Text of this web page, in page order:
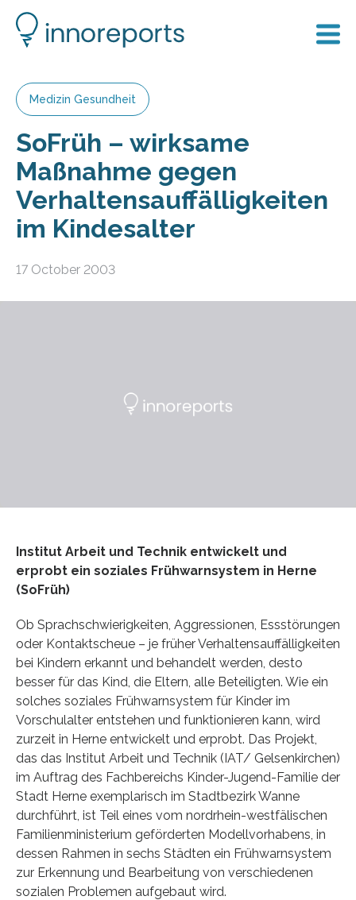
Medizin Gesundheit
SoFrüh – wirksame
Maßnahme gegen
Verhaltensauffälligkeiten
im Kindesalter
17 October 2003
Institut Arbeit und Technik entwickelt und
erprobt ein soziales Frühwarnsystem in Herne
(SoFrüh)
Ob Sprachschwierigkeiten, Aggressionen, Essstörungen
oder Kontaktscheue – je früher Verhaltensauffälligkeiten
bei Kindern erkannt und behandelt werden, desto
besser für das Kind, die Eltern, alle Beteiligten. Wie ein
solches soziales Frühwarnsystem für Kinder im
Vorschulalter entstehen und funktionieren kann, wird
zurzeit in Herne entwickelt und erprobt. Das Projekt,
das das Institut Arbeit und Technik (IAT/ Gelsenkirchen)
im Auftrag des Fachbereichs Kinder-Jugend-Familie der
Stadt Herne exemplarisch im Stadtbezirk Wanne
durchführt, ist Teil eines vom nordrhein-westfälischen
Familienministerium geförderten Modellvorhabens, in
dessen Rahmen in sechs Städten ein Frühwarnsystem
zur Erkennung und Bearbeitung von verschiedenen
sozialen Problemen aufgebaut wird.